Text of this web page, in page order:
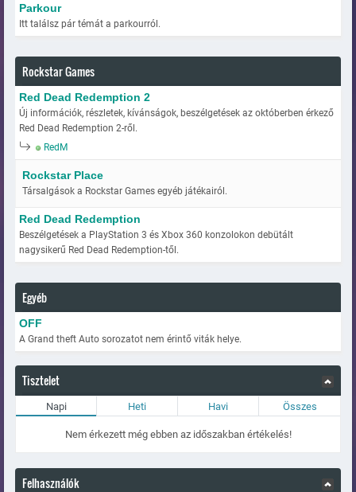
Parkour
Itt találsz pár témát a parkourról.
Rockstar Games
Red Dead Redemption 2
Új információk, részletek, kívánságok, beszélgetések az októberben érkező
Red Dead Redemption 2-ről.
RedM
Rockstar Place
Társalgások a Rockstar Games egyéb játékairól.
Red Dead Redemption
Beszélgetések a PlayStation 3 és Xbox 360 konzolokon debütált
nagysikerű Red Dead Redemption-től.
Egyéb
OFF
A Grand theft Auto sorozatot nem érintő viták helye.
Tisztelet
Napi Heti Havi Összes
Nem érkezett még ebben az időszakban értékelés!
Felhasználók